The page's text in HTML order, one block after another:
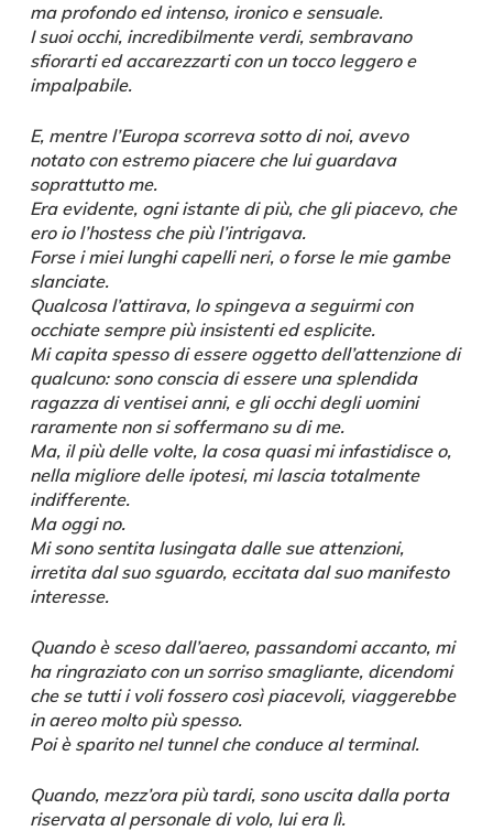
ma profondo ed intenso, ironico e sensuale.
I suoi occhi, incredibilmente verdi, sembravano
sfiorarti ed accarezzarti con un tocco leggero e
impalpabile.
E, mentre l’Europa scorreva sotto di noi, avevo
notato con estremo piacere che lui guardava
soprattutto me.
Era evidente, ogni istante di più, che gli piacevo, che
ero io l’hostess che più l’intrigava.
Forse i miei lunghi capelli neri, o forse le mie gambe
slanciate.
Qualcosa l’attirava, lo spingeva a seguirmi con
occhiate sempre più insistenti ed esplicite.
Mi capita spesso di essere oggetto dell’attenzione di
qualcuno: sono conscia di essere una splendida
ragazza di ventisei anni, e gli occhi degli uomini
raramente non si soffermano su di me.
Ma, il più delle volte, la cosa quasi mi infastidisce o,
nella migliore delle ipotesi, mi lascia totalmente
indifferente.
Ma oggi no.
Mi sono sentita lusingata dalle sue attenzioni,
irretita dal suo sguardo, eccitata dal suo manifesto
interesse.
Quando è sceso dall’aereo, passandomi accanto, mi
ha ringraziato con un sorriso smagliante, dicendomi
che se tutti i voli fossero così piacevoli, viaggerebbe
in aereo molto più spesso.
Poi è sparito nel tunnel che conduce al terminal.
Quando, mezz’ora più tardi, sono uscita dalla porta
riservata al personale di volo, lui era lì.